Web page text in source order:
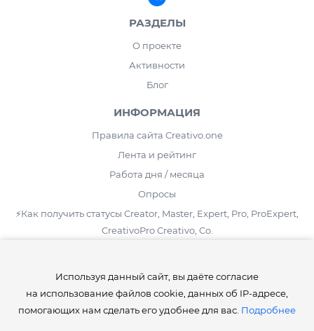
РАЗДЕЛЫ
О проекте
Активности
Блог
ИНФОРМАЦИЯ
Правила сайта Creativo.one
Лента и рейтинг
Работа дня / месяца
Опросы
⚡️Как получить статусы Creator, Master, Expert, Pro, ProExpert,
CreativoPro Creativo, Co.
СТАТИСТИКА
Уроков: 4 417
Используя данный сайт, вы даёте согласие
на использование файлов cookie, данных об IP-адресе,
помогающих нам сделать его удобнее для вас. Подробнее